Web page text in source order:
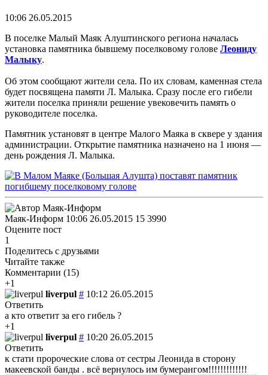
10:06 26.05.2015
В поселке Малый Маяк Алуштинского региона началась
установка памятника бывшему поселковому голове Леониду
Малыку.
Об этом сообщают жители села. По их словам, каменная стела
будет посвящена памяти Л. Малыка. Сразу после его гибели
жители поселка приняли решение увековечить память о
руководителе поселка.
Памятник установят в центре Малого Маяка в сквере у здания
администрации. Открытие памятника назначено на 1 июня —
день рождения Л. Малыка.
Маяк-Информ 10:06 26.05.2015 15 3990
Оцените пост
1
Поделитесь с друзьями
Читайте также
Комментарии (15)
+1
liverpul # 10:12 26.05.2015
Ответить
а кто ответит за его гибель ?
+1
liverpul # 10:20 26.05.2015
Ответить
к стати пророческие слова от сестры Леонида в сторону
макеевской банды . всё вернулось им бумерангом!!!!!!!!!!!!!